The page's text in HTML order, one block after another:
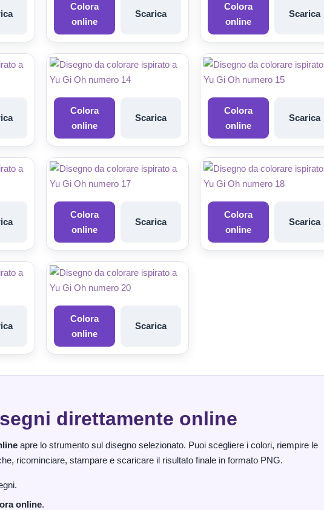
Colora
online
Scarica
Colora
online
Scarica
Colora
online
Scarica
Colora
online
Scarica
Colora
online
Scarica
Colora
online
Scarica
Colora
online
Scarica
direttamente online
apre lo strumento sul disegno selezionato. Puoi scegliere i colori, riempire le
ricominciare, stampare e scaricare il risultato finale in formato PNG.
online.